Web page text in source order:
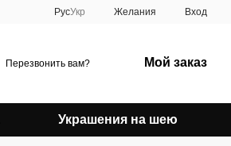
РусУкр Желания Вход
Перезвонить вам? Мой заказ
Украшения на шею